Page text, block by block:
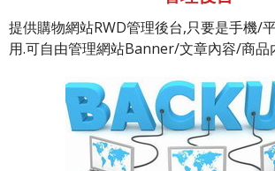
提供購物網站RWD管理後台,只要是手機/
用.可自由管理網站Banner/文章內容/商品